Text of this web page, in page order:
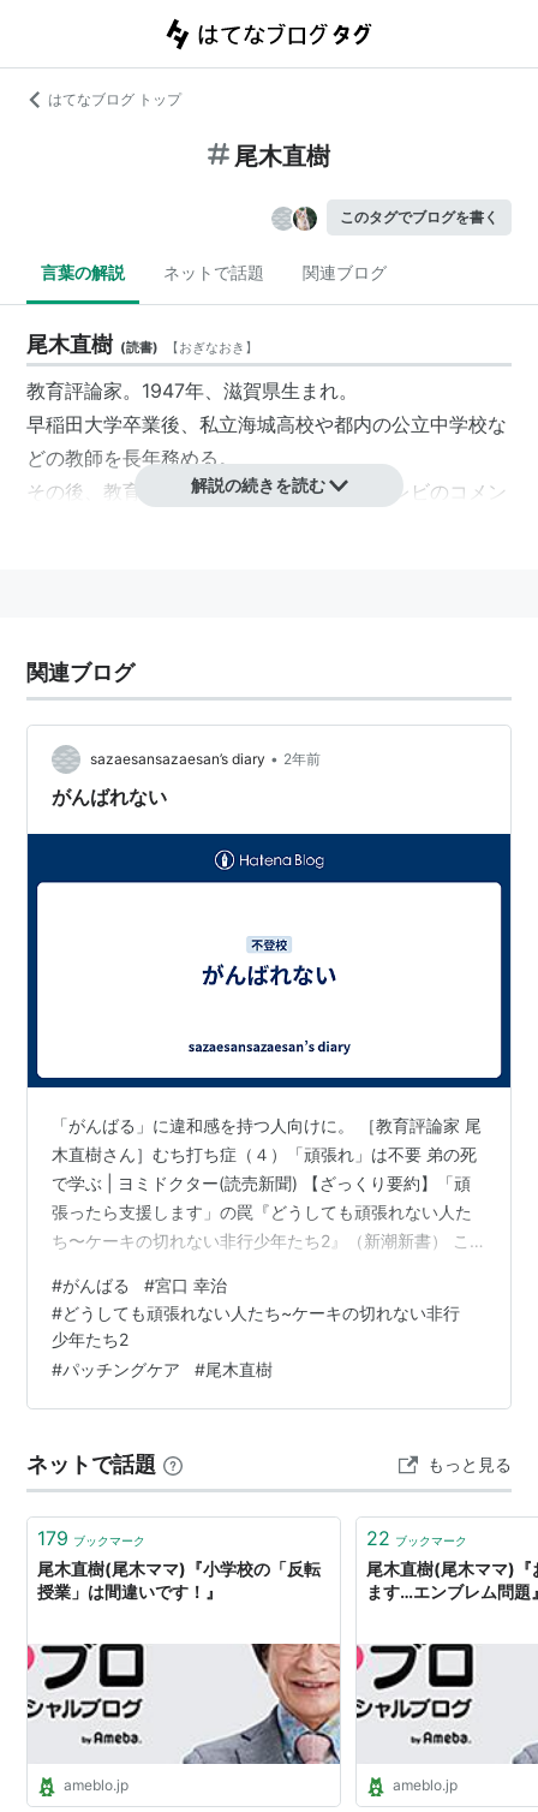
はてなブログ トップ
尾木直樹
このタグでブログを書く
言葉の解説 ネットで話題 関連ブログ
尾木直樹 (読書) 【おぎなおき 】
教育評論家。1947年、滋賀県生まれ。
早稲田大学卒業後、私立海城高校や都内の公立中学校な
どの教師を長年務める。
その後、教育評論家として、講演活動やテレビのコメン
差別殺人』が続発するのか」（2008年8月、青灯社刊）
など著書多数。
愛称
『ホンマでっか!?TV』では女性のような物腰や柔らかい
口調から「（尾木）ママ」という愛称で親しまれてい
映画『ナニー・マクフィーと空飛ぶ子ブタ』の親善大使
解説の続きを読む
関連ブログ
sazaesansazaesan’s diary • 2年前
がんばれない
「がんばる」に違和感を持つ人向けに。 ［教育評論家 尾
木直樹さん］むち打ち症（４）「頑張れ」は不要 弟の死
で学ぶ | ヨミドクター(読売新聞) 【ざっくり要約】「頑
張ったら支援します」の罠『どうしても頑張れない人た
ち〜ケーキの切れない非行少年たち2』（新潮新書） こ
#がんばる #宮口 幸治
#どうしても頑張れない人たち~ケーキの切れない非行
少年たち2
#パッチングケア #尾木直樹
ネットで話題 もっと見る
179 ブックマーク
尾木直樹(尾木ママ)『小学校の「反転
授業」は間違いです！』
ameblo.jp
22 ブックマーク
尾木直樹(尾木ママ)『
ます…エンブレム問題
ameblo.jp